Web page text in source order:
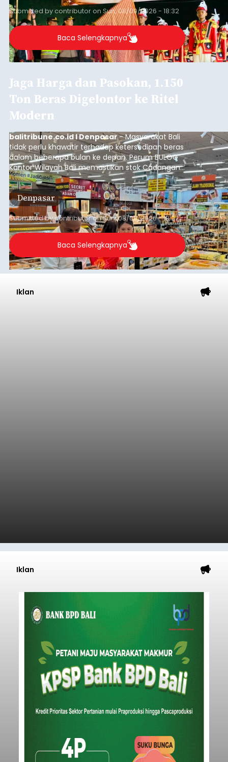
Submitted bycontributoron Sun, 08/09/2026 - 18:32
Baca Selengkapnya
Jaga Harga dan Pasokan, 1.150
Ton Beras Digelontor ke Ritel
Modern
balitribune.co.id I Denpasar- Masyarakat Bali
tidak perlu khawatir terhadap ketersediaan beras
dalam beberapa bulan ke depan. Perum BULOG
Kantor Wilayah Bali memastikan stok Cadangan
Beras Pemerintah (CBP) masih dalam kondisi
aman, bahkan diproyeksikan mampu memenuhi
kebutuhan masyarakat hingga sekitar 10 bulan.
Denpasar
Submitted bycontributoronSun, 08/09/2026 - 18:27
Baca Selengkapnya
Iklan
Iklan